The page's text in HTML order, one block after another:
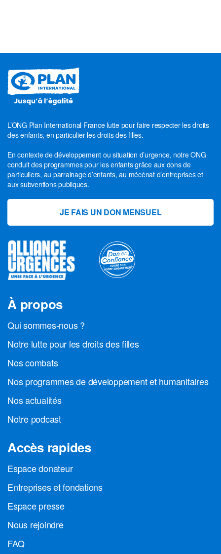
L’ONG Plan International France lutte pour faire respecter les droits
des enfants, en particulier les droits des filles.
En contexte de développement ou situation d’urgence, notre ONG
conduit des programmes pour les enfants grâce aux dons de
particuliers, au parrainage d’enfants, au mécénat d’entreprises et
aux subventions publiques.
JE FAIS UN DON MENSUEL
À propos
Qui sommes-nous ?
Notre lutte pour les droits des filles
Nos combats
Nos programmes de développement et humanitaires
Nos actualités
Notre podcast
Accès rapides
Espace donateur
Entreprises et fondations
Espace presse
Nous rejoindre
FAQ